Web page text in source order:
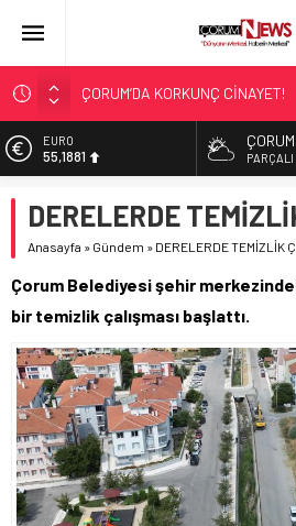
ÇORUM’DA KORKUNÇ CİNAYET!
ASLAN, CUMHURBAŞKANI
SIR PERDESİ ÇÖZÜLDÜ!
ÇATIDAN DÜŞTÜ!
EURO
55,1881
6.660,55
BİST
47,7111
ÇORUM
DERELERDE
Anasayfa » Gündem » DERELERDE TEMİZLİK
Çorum Belediyesi şehir
bir temizlik çalışması başlattı.